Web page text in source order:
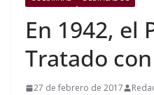
En 1942, el
Tratado con
27 de febrero de 2017